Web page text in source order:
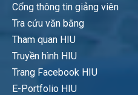
Cổng thông tin giảng viên
Tra cứu văn bằng
Tham quan HIU
Truyền hình HIU
Trang Facebook HIU
E-Portfolio HIU